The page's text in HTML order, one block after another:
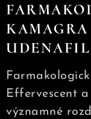
KAMAGRA
UDENAFIL
Effervescent
významné